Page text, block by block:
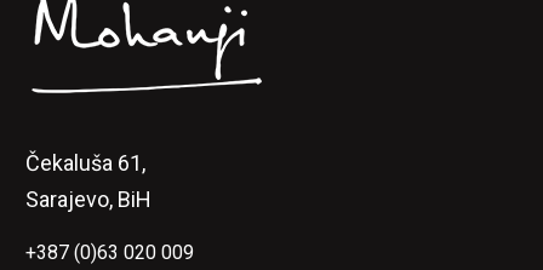
Čekaluša 61,
Sarajevo, BiH
+387 (0)63 020 009